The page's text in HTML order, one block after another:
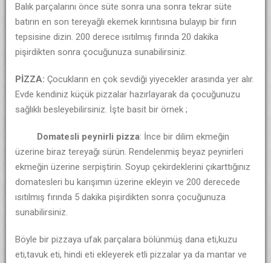
Balık parçalarını önce süte sonra una sonra tekrar süte
batırın en son tereyağlı ekemek kırıntısına bulayıp bir fırın
tepsisine dizin. 200 derece ısıtılmış fırında 20 dakika
pişirdikten sonra çocuğunuza sunabilirsiniz.
PİZZA: Çocukların en çok sevdiği yiyecekler arasında yer alır.
Evde kendiniz küçük pizzalar hazırlayarak da çocuğunuzu
sağlıklı besleyebilirsiniz. İşte basit bir örnek ;
Domatesli peynirli pizza: İnce bir dilim ekmeğin
üzerine biraz tereyağı sürün. Rendelenmiş beyaz peynirleri
ekmeğin üzerine serpiştirin. Soyup çekirdeklerini çıkarttığınız
domatesleri bu karışımın üzerine ekleyin ve 200 derecede
ısıtılmış fırında 5 dakika pişirdikten sonra çocuğunuza
sunabilirsiniz.
Böyle bir pizzaya ufak parçalara bölünmüş dana eti,kuzu
eti,tavuk eti, hindi eti ekleyerek etli pizzalar ya da mantar ve